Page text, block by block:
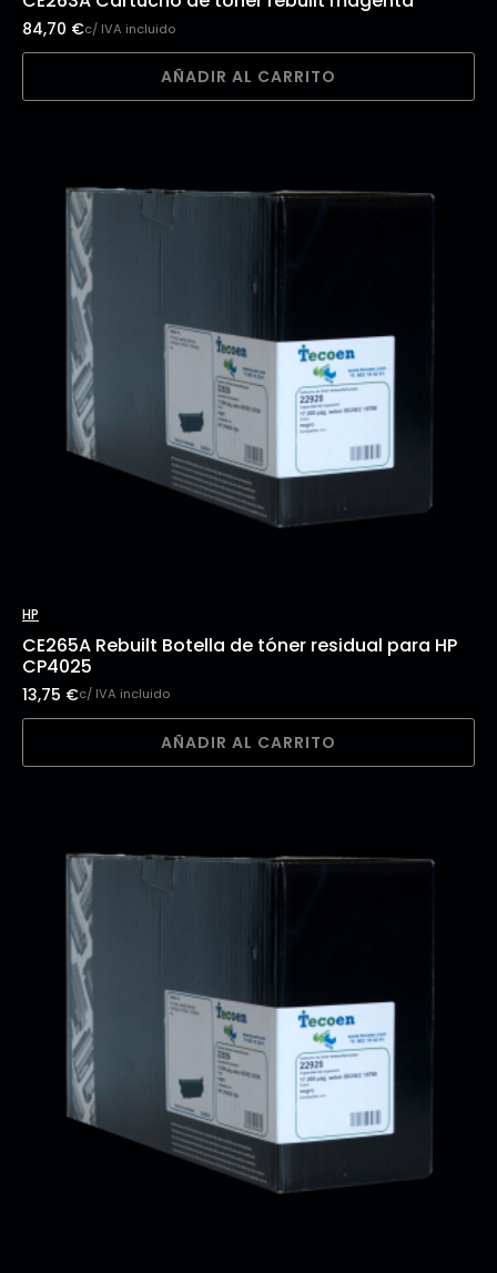
84,70 €c/ IVA incluido
AÑADIR AL CARRITO
HP
CE265A Rebuilt Botella de tóner residual para HP
CP4025
13,75 €c/ IVA incluido
AÑADIR AL CARRITO